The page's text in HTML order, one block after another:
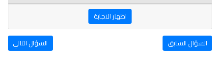
اظهار الاجابة
السؤال السابق السؤال التالي